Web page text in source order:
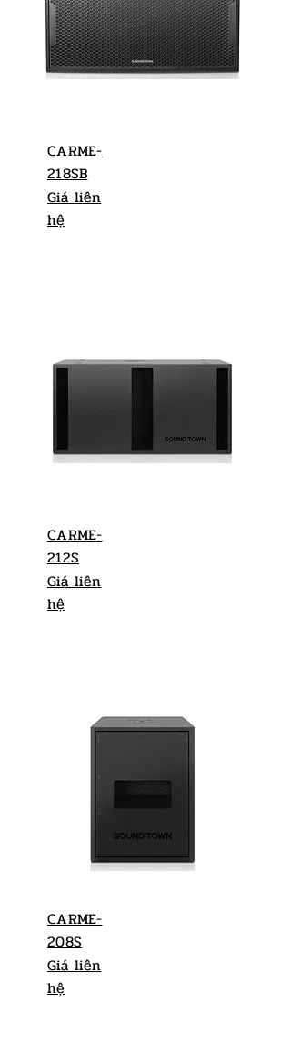
CARME-
218SB
Giá liên
hệ
CARME-
212S
Giá liên
hệ
CARME-
208S
Giá liên
hệ